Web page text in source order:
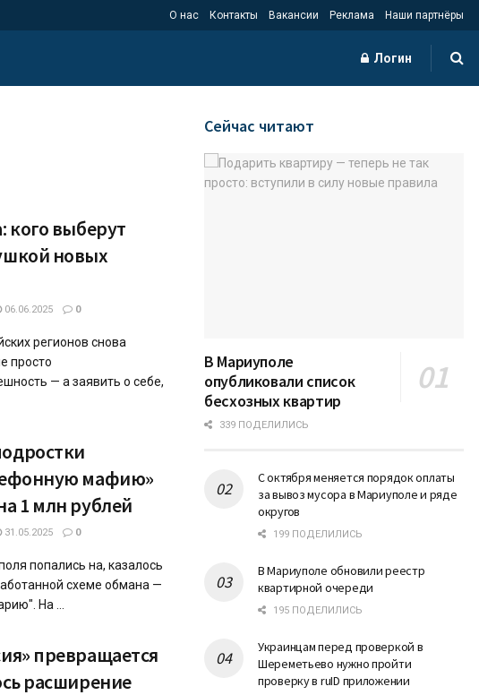
О нас Контакты Вакансии Реклама Наши партнёры
Логин
кого выберут
новых
06.06.2025 0
регионов снова
просто
— а заявить о себе,
мафию»
1 млн рублей
31.05.2025 0
попались на, казалось
схеме обмана —
На ...
превращается
расширение
Сейчас читают
В Мариуполе
опубликовали список
бесхозных квартир
339 ПОДЕЛИЛИСЬ
С октября меняется порядок оплаты
за вывоз мусора в Мариуполе и ряде
округов
199 ПОДЕЛИЛИСЬ
В Мариуполе обновили реестр
квартирной очереди
195 ПОДЕЛИЛИСЬ
Украинцам перед проверкой в
Шереметьево нужно пройти
проверку в ruID приложении